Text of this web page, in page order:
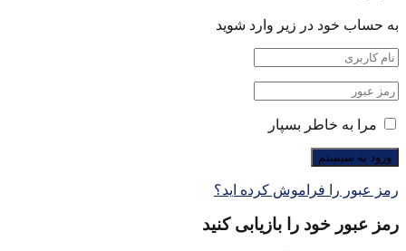
به حساب خود در زیر وارد شوید
مرا به خاطر بسپار
رمز عبور را فراموش کرده اید؟
رمز عبور خود را بازیابی کنید